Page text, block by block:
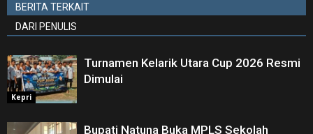
BERITA TERKAIT
DARI PENULIS
Kepri
Turnamen Kelarik Utara Cup 2026 Resmi
Dimulai
Bupati Natuna Buka MPLS Sekolah